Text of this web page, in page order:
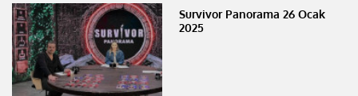
Survivor Panorama 26 Ocak
2025